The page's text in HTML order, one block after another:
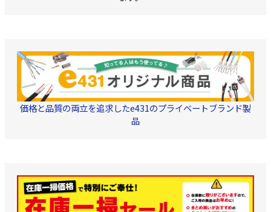
■仕様 ・4K/60Hz ・
HDMI2.0 ・120m延長
（Cat6） ・
×1、取扱説明書
※PoEスイッチから給
電しない場合は、別途
価格と品質の両立を追求したe431のプライベートブランド製
品